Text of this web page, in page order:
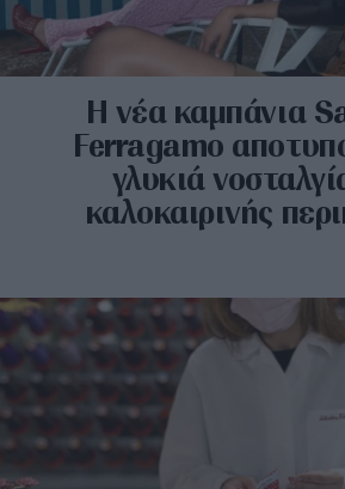
H νέα καμπάνια
Ferragamo
γλυκιά
καλοκαιρινής